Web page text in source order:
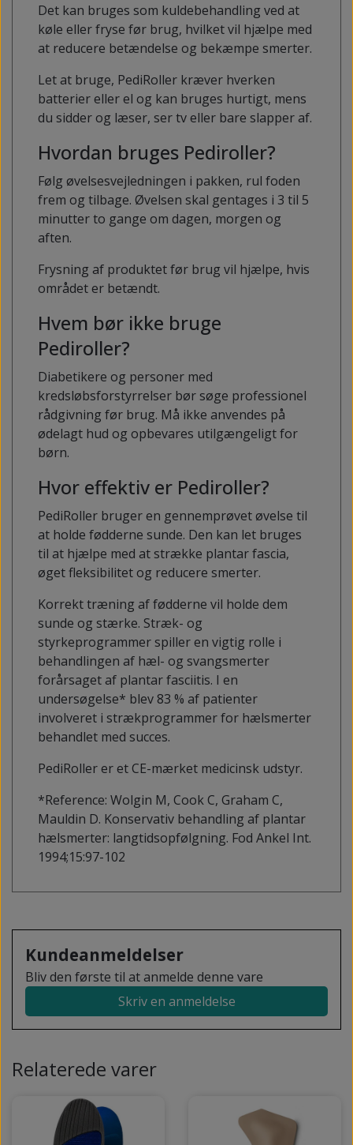
Det kan bruges som kuldebehandling ved at
køle eller fryse før brug, hvilket vil hjælpe med
at reducere betændelse og bekæmpe smerter.
Let at bruge, PediRoller kræver hverken
batterier eller el og kan bruges hurtigt, mens
du sidder og læser, ser tv eller bare slapper af.
Hvordan bruges Pediroller?
Følg øvelsesvejledningen i pakken, rul ​​foden
frem og tilbage. Øvelsen skal gentages i 3 til 5
minutter to gange om dagen, morgen og
aften.
Frysning af produktet før brug vil hjælpe, hvis
området er betændt.
Hvem bør ikke bruge
Pediroller?
Diabetikere og personer med
kredsløbsforstyrrelser bør søge professionel
rådgivning før brug. Må ikke anvendes på
ødelagt hud og opbevares utilgængeligt for
børn.
Hvor effektiv er Pediroller?
PediRoller bruger en gennemprøvet øvelse til
at holde fødderne sunde. Den kan let bruges
til at hjælpe med at strække plantar fascia,
øget fleksibilitet og reducere smerter.
Korrekt træning af fødderne vil holde dem
sunde og stærke. Stræk- og
styrkeprogrammer spiller en vigtig rolle i
behandlingen af ​​hæl- og svangsmerter
forårsaget af plantar fasciitis. I en
undersøgelse* blev 83 % af patienter
involveret i strækprogrammer for hælsmerter
behandlet med succes.
PediRoller er et CE-mærket medicinsk udstyr.
*Reference: Wolgin M, Cook C, Graham C,
Mauldin D. Konservativ behandling af plantar
hælsmerter: langtidsopfølgning. Fod Ankel Int.
1994;15:97-102
Kundeanmeldelser
Bliv den første til at anmelde denne vare
Skriv en anmeldelse
Relaterede varer